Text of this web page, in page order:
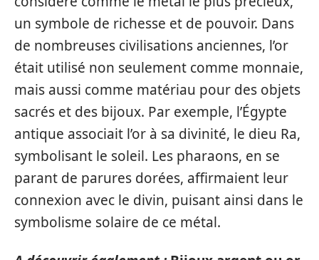
un symbole de richesse et de pouvoir. Dans
de nombreuses civilisations anciennes, l’or
était utilisé non seulement comme monnaie,
mais aussi comme matériau pour des objets
sacrés et des bijoux. Par exemple, l’Égypte
antique associait l’or à sa divinité, le dieu Ra,
symbolisant le soleil. Les pharaons, en se
parant de parures dorées, affirmaient leur
connexion avec le divin, puisant ainsi dans le
symbolisme solaire de ce métal.